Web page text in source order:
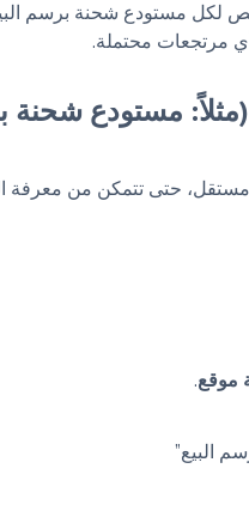
مستودع شحنة برسم
مرتجعات محتملة.
حتى تتمكن من معرفة
موقع.